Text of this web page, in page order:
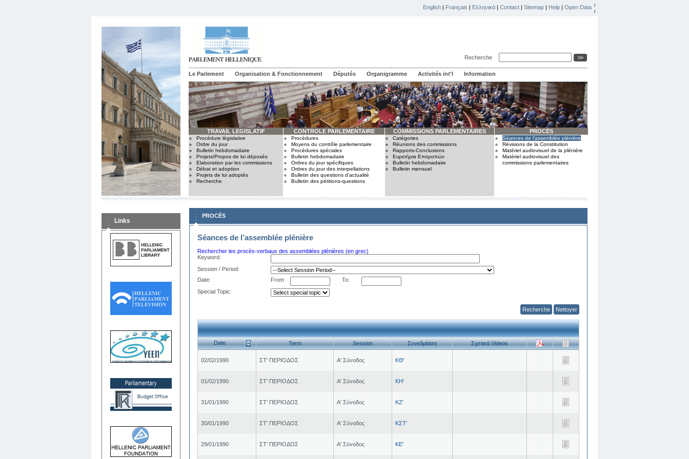
English | Français | Ελληνικά | Contact | Sitemap | Help | Open Data
Recherche
Le Parlement Organisation & Fonctionnement Députés Organigramme Activités int'l Information
TRAVAIL LEGISLATIF
Procédure législative
Ordre du jour
Bulletin hebdomadaire
Projets/Propos de loi déposés
Elaboration par les commissions
Débat et adoption
Projets de loi adoptés
Recherche
CONTROLE PARLEMENTAIRE
Procédures
Moyens du contrôle parlementaire
Procédures spéciales
Bulletin hebdomadaire
Ordres du jour spécifiques
Ordres du jour des interpellations
Bulletin des questions d’actualité
Bulletin des pétitions-questions
COMMISSIONS PARLEMENTAIRES
Catégories
Réunions des commissions
Rapports-Conclusions
Ευρετήρια Επιτροπών
Bulletin hebdomadaire
Bulletin mensuel
PROCÈS
Séances de l’assemblée plénière
Révisions de la Constitution
Matériel audiovisuel de la plénière
Matériel audiovisuel des
commissions parlementaires
Links
PROCÈS
Séances de l’assemblée plénière
Rechercher les procès-verbaux des assemblées plénières (en grec)
Keyword:
Session / Period:
Date:
From
To:
Special Topic:
Recherche Nettoyer
Date Term Session Συνεδρίαση Σχετικά Videos
02/02/1990 ΣΤ' ΠΕΡΙΟΔΟΣ Α' Σύνοδος ΚΘ'
01/02/1990 ΣΤ' ΠΕΡΙΟΔΟΣ Α' Σύνοδος ΚΗ'
31/01/1990 ΣΤ' ΠΕΡΙΟΔΟΣ Α' Σύνοδος ΚΖ'
30/01/1990 ΣΤ' ΠΕΡΙΟΔΟΣ Α' Σύνοδος ΚΣΤ'
29/01/1990 ΣΤ' ΠΕΡΙΟΔΟΣ Α' Σύνοδος ΚΕ'